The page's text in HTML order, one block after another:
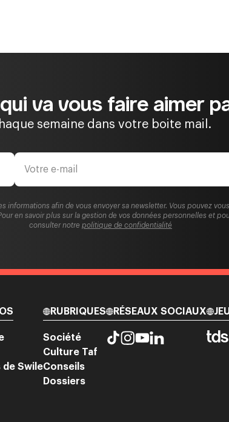
va vous faire aimer
semaine dans votre boite mail.
informations afin de vous envoyer sa newsletter. Vous pouvez
en savoir plus sur la gestion de vos données personnelles et
consulter notre politique de confidentialité
Swile
RUBRIQUES
Société
Culture Taf
Conseils
Dossiers
RÉSEAUX SOCIAUX